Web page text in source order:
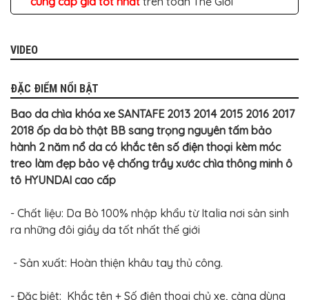
GHẾ
DA
PHỤ
XE
CAO
CẤP
ĐỒ
CHƠI
XE
ĐẠP
ĐỒ
KHÁC
VIDEO
ĐẶC ĐIỂM NỔI BẬT
Bao da chìa khóa xe SANTAFE 2013 2014 2015 2016 2017
2018 ốp da bò thật BB sang trọng nguyên tấm bảo
hành 2 năm nổ da có khắc tên số điện thoại kèm móc
treo làm đẹp bảo vệ chống trầy xước chìa thông minh ô
tô HYUNDAI cao cấp
- Chất liệu: Da Bò 100% nhập khẩu từ Italia nơi sản sinh
ra những đôi giầy da tốt nhất thế giới
- Sản xuất: Hoàn thiện khâu tay thủ công.
- Đặc biệt: Khắc tên + Số điện thoại chủ xe, càng dùng